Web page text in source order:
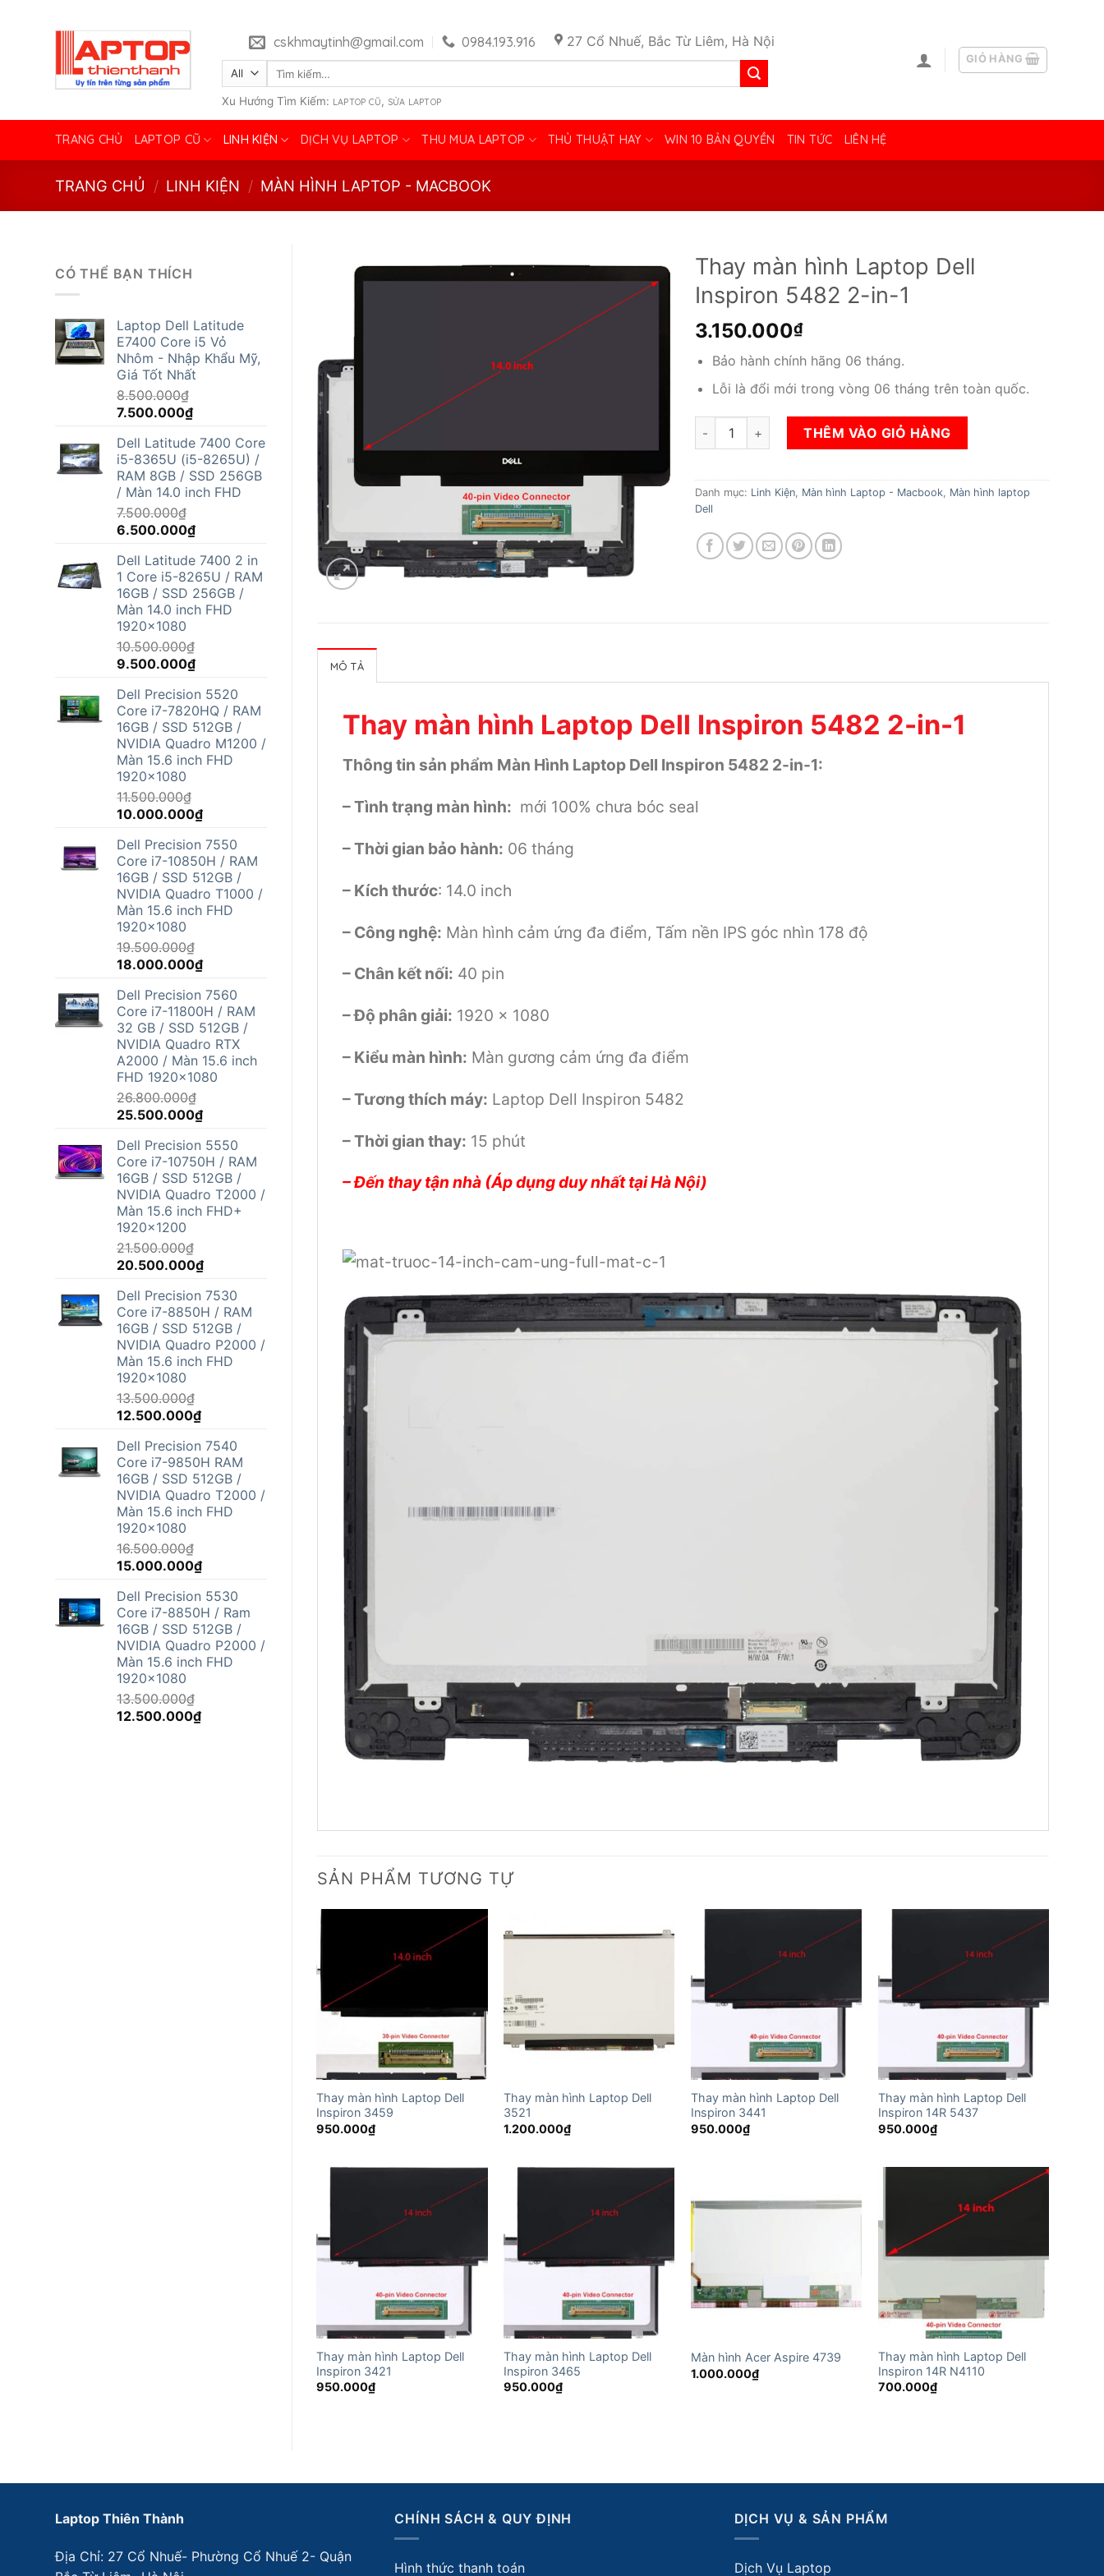
cskhmaytinh@gmail.com 0984.193.916 27 Cổ Nhuế, Bắc Từ Liêm, Hà Nội
Tìm
Xu Hướng Tìm Kiếm: LAPTOP CŨ, SỬA LAPTOP
GIỎ HÀNG
TRANG CHỦ LAPTOP CŨ LINH KIỆN DỊCH VỤ LAPTOP THU MUA LAPTOP THỦ THUẬT HAY WIN 10 BẢN QUYỀN TIN TỨC LIÊN HỆ
TRANG CHỦ / LINH KIỆN / MÀN HÌNH LAPTOP - MACBOOK
CÓ THỂ BẠN THÍCH
Laptop Dell Latitude
E7400 Core i5 Vỏ
Nhôm - Nhập Khẩu Mỹ,
Giá Tốt Nhất
8.500.000₫
Giá
là:
8.500.000₫.
7.500.000₫Giá
tại
là:
7.500.000₫.
Dell Latitude 7400 Core
i5-8365U (i5-8265U) /
RAM 8GB / SSD 256GB
/ Màn 14.0 inch FHD
7.500.000₫
Giá
là:
7.500.000₫.
6.500.000₫Giá
tại
là:
6.500.000₫.
Dell Latitude 7400 2 in
1 Core i5-8265U / RAM
16GB / SSD 256GB /
Màn 14.0 inch FHD
1920x1080
10.500.000₫
Giá
là:
10.500.000₫.
9.500.000₫Giá
tại
là:
9.500.000₫.
Dell Precision 5520
Core i7-7820HQ / RAM
16GB / SSD 512GB /
NVIDIA Quadro M1200 /
Màn 15.6 inch FHD
1920x1080
11.500.000₫
Giá
là:
11.500.000₫.
10.000.000₫Giá
tại
là:
10.000.000₫.
Dell Precision 7550
Core i7-10850H / RAM
16GB / SSD 512GB /
NVIDIA Quadro T1000 /
Màn 15.6 inch FHD
1920x1080
19.500.000₫
Giá
là:
19.500.000₫.
18.000.000₫Giá
tại
là:
18.000.000₫.
Dell Precision 7560
Core i7-11800H / RAM
32 GB / SSD 512GB /
NVIDIA Quadro RTX
A2000 / Màn 15.6 inch
FHD 1920x1080
26.800.000₫
Giá
là:
26.800.000₫.
25.500.000₫Giá
tại
là:
25.500.000₫.
Dell Precision 5550
Core i7-10750H / RAM
16GB / SSD 512GB /
NVIDIA Quadro T2000 /
Màn 15.6 inch FHD+
1920x1200
21.500.000₫
Giá
là:
21.500.000₫.
20.500.000₫Giá
tại
là:
20.500.000₫.
Dell Precision 7530
Core i7-8850H / RAM
16GB / SSD 512GB /
NVIDIA Quadro P2000 /
Màn 15.6 inch FHD
1920x1080
13.500.000₫
Giá
là:
13.500.000₫.
12.500.000₫Giá
tại
là:
12.500.000₫.
Dell Precision 7540
Core i7-9850H RAM
16GB / SSD 512GB /
NVIDIA Quadro T2000 /
Màn 15.6 inch FHD
1920x1080
16.500.000₫
Giá
là:
16.500.000₫.
15.000.000₫Giá
tại
là:
15.000.000₫.
Dell Precision 5530
Core i7-8850H / Ram
16GB / SSD 512GB /
NVIDIA Quadro P2000 /
Màn 15.6 inch FHD
1920x1080
13.500.000₫
Giá
12.500.000₫Giá
Thay màn hình Laptop Dell
Inspiron 5482 2-in-1
3.150.000₫
Bảo hành chính hãng 06 tháng.
Lỗi là đổi mới trong vòng 06 tháng trên toàn quốc.
Thay màn hình Laptop Dell Inspiron 5482 2-in-1 số lượng
THÊM VÀO GIỎ HÀNG
Danh mục: Linh Kiện Màn hình Laptop - Macbook Màn hình laptop
Dell
MÔ TẢ
Thay màn hình Laptop Dell Inspiron 5482 2-in-1
Thông tin sản phẩm Màn Hình Laptop Dell Inspiron 5482 2-in-1:
– Tình trạng màn hình: mới 100% chưa bóc seal
– Thời gian bảo hành: 06 tháng
– Kích thước: 14.0 inch
– Công nghệ: Màn hình cảm ứng đa điểm, Tấm nền IPS góc nhìn 178 độ
– Chân kết nối: 40 pin
– Độ phân giải: 1920 x 1080
– Kiểu màn hình: Màn gương cảm ứng đa điểm
– Tương thích máy: Laptop Dell Inspiron 5482
– Thời gian thay: 15 phút
– Đến thay tận nhà (Áp dụng duy nhất tại Hà Nội)
SẢN PHẨM TƯƠNG TỰ
Thay màn hình Laptop Dell
Inspiron 3459
950.000₫
Thay màn hình Laptop Dell
3521
1.200.000₫
Thay màn hình Laptop Dell
Inspiron 3441
950.000₫
Thay màn hình Laptop Dell
Inspiron 14R 5437
950.000₫
Thay màn hình Laptop Dell
Inspiron 3421
950.000₫
Thay màn hình Laptop Dell
Inspiron 3465
950.000₫
Màn hình Acer Aspire 4739
1.000.000₫
Thay màn hình Laptop Dell
Inspiron 14R N4110
700.000₫
Laptop Thiên Thành
Địa Chỉ: 27 Cổ Nhuế- Phường Cổ Nhuế 2- Quận
CHÍNH SÁCH & QUY ĐỊNH
Hình thức thanh toán
DỊCH VỤ & SẢN PHẨM
Dịch Vụ Laptop